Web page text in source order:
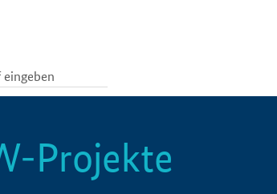
Projekte